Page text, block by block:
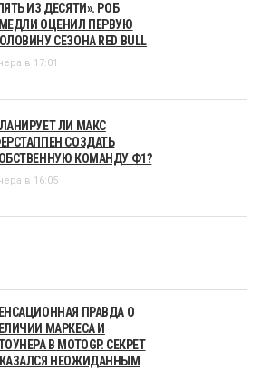
ИЗ ДЕСЯТИ». РОБ
ОЦЕНИЛ ПЕРВУЮ
СЕЗОНА RED BULL
в 17:01
ЛИ МАКС
СОЗДАТЬ
КОМАНДУ Ф1?
в 16:05
ПРАВДА О
МАРКЕСА И
В MOTOGP. СЕКРЕТ
НЕОЖИДАННЫМ